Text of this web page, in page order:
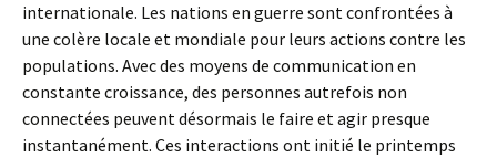
internationale. Les nations en guerre sont confrontées à
une colère locale et mondiale pour leurs actions contre les
populations. Avec des moyens de communication en
constante croissance, des personnes autrefois non
connectées peuvent désormais le faire et agir presque
instantanément. Ces interactions ont initié le printemps